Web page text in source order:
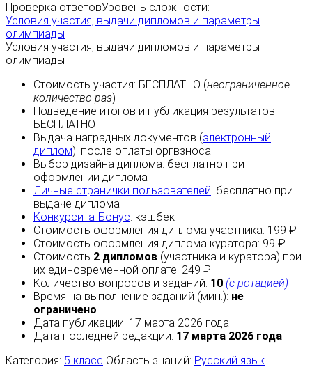
Проверка ответовУровень сложности:
Условия участия, выдачи дипломов и параметры
олимпиады
Условия участия, выдачи дипломов и параметры
олимпиады
Стоимость участия: БЕСПЛАТНО (неограниченное
количество раз)
Подведение итогов и публикация результатов:
БЕСПЛАТНО
Выдача наградных документов (электронный
диплом): после оплаты оргвзноса
Выбор дизайна диплома: бесплатно при
оформлении диплома
Личные странички пользователей: бесплатно при
выдаче диплома
Конкурсита-Бонус: кэшбек
Стоимость оформления диплома участника: 199 ₽
Стоимость оформления диплома куратора: 99 ₽
Стоимость 2 дипломов (участника и куратора) при
их единовременной оплате: 249 ₽
Количество вопросов и заданий: 10 (с ротацией)
Время на выполнение заданий (мин.): не
ограничено
Дата публикации: 17 марта 2026 года
Дата последней редакции: 17 марта 2026 года
Категория: 5 класс Область знаний: Русский язык